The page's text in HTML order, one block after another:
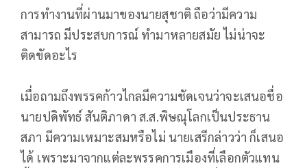
การทำงานที่ผ่านมาของนายสุชาติ ถือว่ามีความ
สามารถ มีประสบการณ์ ทำมาหลายสมัย ไม่น่าจะ
ติดขัดอะไร
เมื่อถามถึงพรรคก้าวไกลมีความชัดเจนว่าจะเสนอชื่อ
นายปดิพัทธ์ สันติภาดา ส.ส.พิษณุโลกเป็นประธาน
สภา มีความเหมาะสมหรือไม่ นายเสรีกล่าวว่า ก็เสนอ
ได้ เพราะมาจากแต่ละพรรคการเมืองที่เลือกตัวแทน